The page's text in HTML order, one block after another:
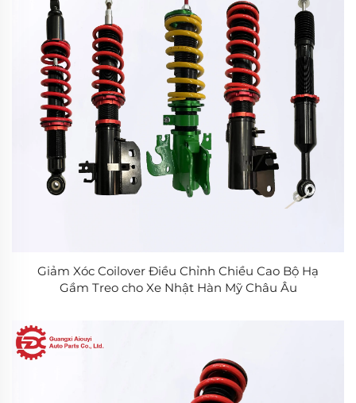
Giảm Xóc Coilover Điều Chỉnh Chiều Cao Bộ Hạ
Gầm Treo cho Xe Nhật Hàn Mỹ Châu Âu